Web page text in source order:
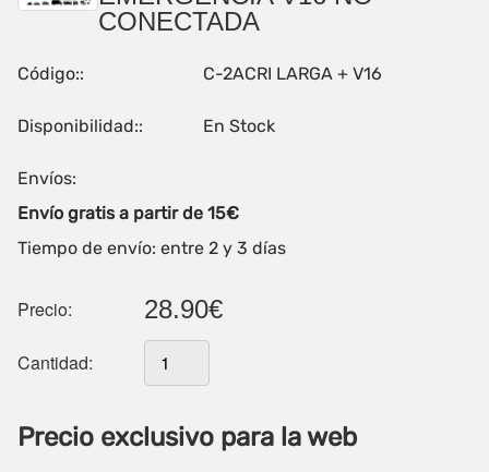
CONECTADA
Código:: C-2ACRI LARGA + V16
Disponibilidad:: En Stock
Envíos:
Envío gratis a partir de 15€
Tiempo de envío: entre 2 y 3 días
Precio: 28.90€
Cantidad:
Precio exclusivo para la web